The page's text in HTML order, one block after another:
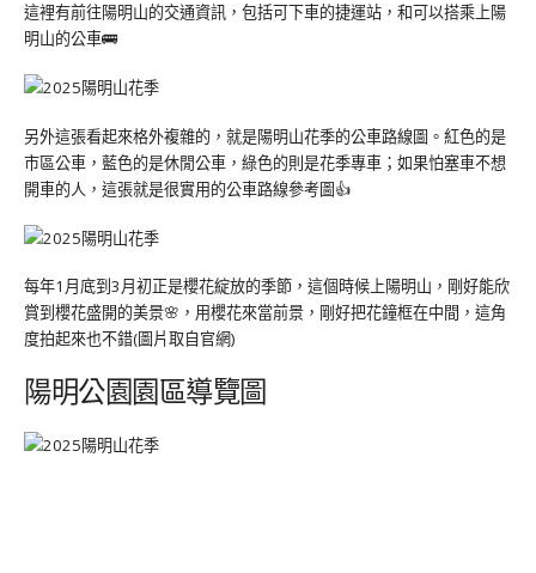
這裡有前往陽明山的交通資訊，包括可下車的捷運站，和可以搭乘上陽
明山的公車🚌
另外這張看起來格外複雜的，就是陽明山花季的公車路線圖。紅色的是
市區公車，藍色的是休閒公車，綠色的則是花季專車；如果怕塞車不想
開車的人，這張就是很實用的公車路線參考圖👍
每年1月底到3月初正是櫻花綻放的季節，這個時候上陽明山，剛好能欣
賞到櫻花盛開的美景🌸，用櫻花來當前景，剛好把花鐘框在中間，這角
度拍起來也不錯(圖片取自官網)
陽明公園園區導覽圖